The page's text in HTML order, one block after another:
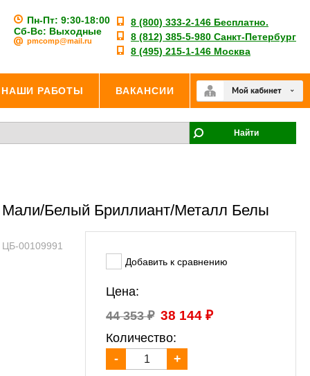
Пн-Пт: 9:30-18:00
Сб-Вс: Выходные
pmcomp@mail.ru
8 (800) 333-2-146 Бесплатно.
8 (812) 385-5-980 Санкт-Петербург
8 (495) 215-1-146 Москва
НАШИ РАБОТЫ ВАКАНСИИ
Найти
Мали/Белый Бриллиант/Металл Белы
ЦБ-00109991
Добавить к сравнению
Цена:
44 353₽ 38 144 ₽
Количество:
-
+